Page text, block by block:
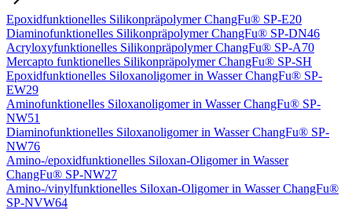
Epoxidfunktionelles Silikonpräpolymer ChangFu® SP-E20
Diaminofunktionelles Silikonpräpolymer ChangFu® SP-DN46
Acryloxyfunktionelles Silikonpräpolymer ChangFu® SP-A70
Mercapto funktionelles Silikonpräpolymer ChangFu® SP-SH
Epoxidfunktionelles Siloxanoligomer in Wasser ChangFu® SP-
EW29
Aminofunktionelles Siloxanoligomer in Wasser ChangFu® SP-
NW51
Diaminofunktionelles Siloxanoligomer in Wasser ChangFu® SP-
NW76
Amino-/epoxidfunktionelles Siloxan-Oligomer in Wasser
ChangFu® SP-NW27
Amino-/vinylfunktionelles Siloxan-Oligomer in Wasser ChangFu®
SP-NVW64